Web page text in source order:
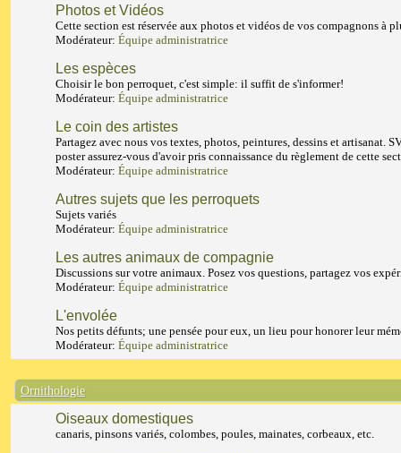
Photos et Vidéos
Cette section est réservée aux photos et vidéos de vos compagnons à
Modérateur: Équipe administratrice
Les espèces
Choisir le bon perroquet, c'est simple: il suffit de s'informer!
Modérateur: Équipe administratrice
Le coin des artistes
Partagez avec nous vos textes, photos, peintures, dessins et artisanat.
poster assurez-vous d'avoir pris connaissance du règlement de cette
Modérateur: Équipe administratrice
Autres sujets que les perroquets
Sujets variés
Modérateur: Équipe administratrice
Les autres animaux de compagnie
Discussions sur votre animaux. Posez vos questions, partagez vos
Modérateur: Équipe administratrice
L'envolée
Nos petits défunts; une pensée pour eux, un lieu pour honorer leur
Modérateur: Équipe administratrice
Ornithologie
Oiseaux domestiques
canaris, pinsons variés, colombes, poules, mainates, corbeaux, etc.